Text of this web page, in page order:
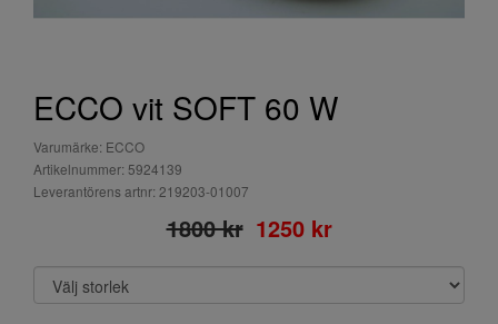
ECCO vit SOFT 60 W
Varumärke: ECCO
Artikelnummer: 5924139
Leverantörens artnr: 219203-01007
1800 kr 1250 kr